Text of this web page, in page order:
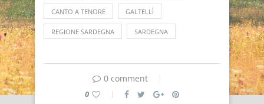
CANTO A TENORE GALTELLÌ
REGIONE SARDEGNA SARDEGNA
0 comment
0